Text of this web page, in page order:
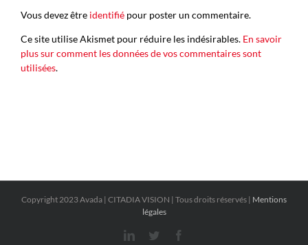
Vous devez être identifié pour poster un commentaire.
Ce site utilise Akismet pour réduire les indésirables. En savoir
plus sur comment les données de vos commentaires sont
utilisées.
Copyright 2023 Avada | CITADIA VISION | Tous droits réservés | Mentions
légales
LinkedInTwitter